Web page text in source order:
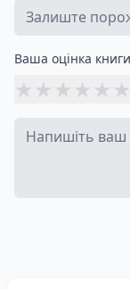
Ваша оцінка
★ ★ ★ ★ ★ ★